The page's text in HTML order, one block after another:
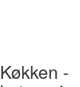
Køkken -